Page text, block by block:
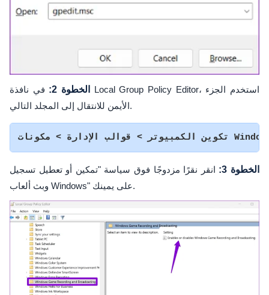
الخطوة 2:
في نافذة Local Group Policy Editor، استخدم الجزء
الأيمن للانتقال إلى المجلد التالي.
الخطوة 3:
انقر نقرًا مزدوجًا فوق سياسة "تمكين أو تعطيل تسجيل
وبث ألعاب Windows" على يمينك.